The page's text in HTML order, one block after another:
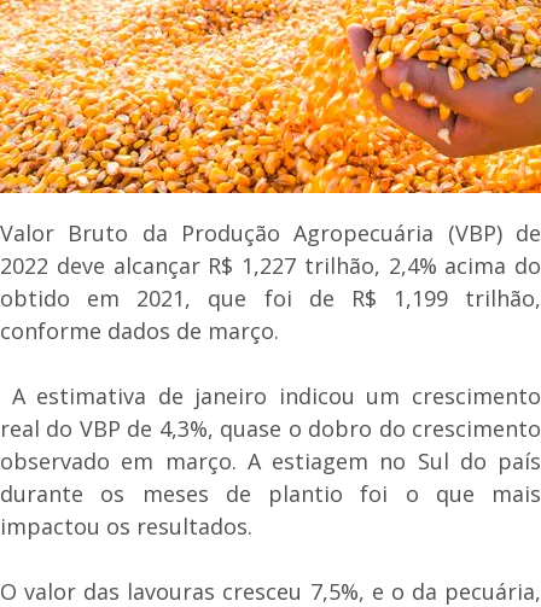
Valor Bruto da Produção Agropecuária (VBP) de
2022 deve alcançar R$ 1,227 trilhão, 2,4% acima do
obtido em 2021, que foi de R$ 1,199 trilhão,
conforme dados de março.
A estimativa de janeiro indicou um crescimento
real do VBP de 4,3%, quase o dobro do crescimento
observado em março. A estiagem no Sul do país
durante os meses de plantio foi o que mais
impactou os resultados.
O valor das lavouras cresceu 7,5%, e o da pecuária,